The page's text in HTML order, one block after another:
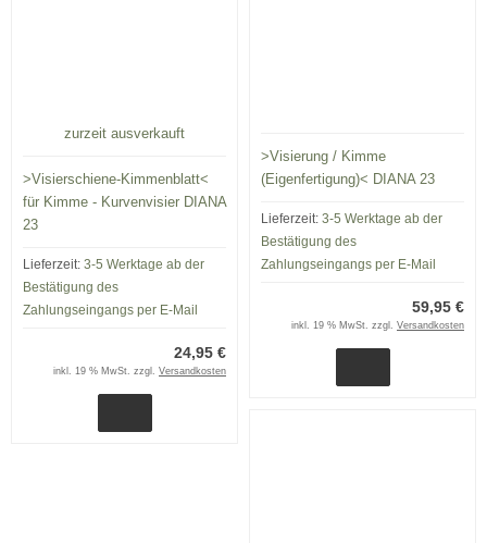
zurzeit ausverkauft
>Visierschiene-Kimmenblatt<
für Kimme - Kurvenvisier DIANA
23
Lieferzeit: 3-5 Werktage ab der
Bestätigung des
Zahlungseingangs per E-Mail
24,95 €
inkl. 19 % MwSt. zzgl. Versandkosten
>Visierung / Kimme
(Eigenfertigung)< DIANA 23
Lieferzeit: 3-5 Werktage ab der
Bestätigung des
Zahlungseingangs per E-Mail
59,95 €
inkl. 19 % MwSt. zzgl. Versandkosten